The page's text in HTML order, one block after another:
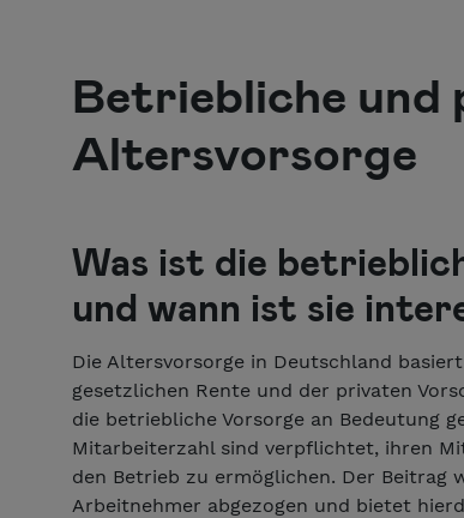
Betriebliche und
Altersvorsorge
Was ist die
und wann ist sie
Die Altersvorsorge in Deutschland
gesetzlichen Rente und der privaten
die betriebliche Vorsorge an Bedeutung
Mitarbeiterzahl sind verpflichtet, ihren
den Betrieb zu ermöglichen. Der
Arbeitnehmer abgezogen und bietet